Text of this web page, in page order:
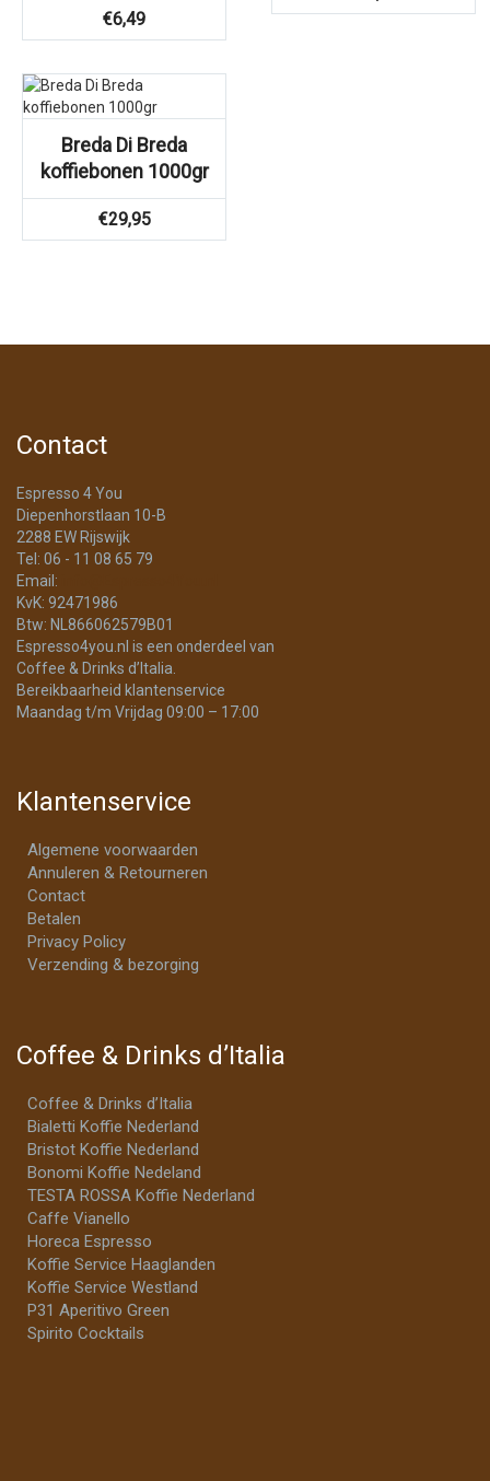
€6,49
Breda Di Breda
koffiebonen 1000gr
€29,95
Contact
Espresso 4 You
Diepenhorstlaan 10-B
2288 EW Rijswijk
Tel: 06 - 11 08 65 79
Email:
KvK: 92471986
Btw: NL866062579B01
Espresso4you.nl is een onderdeel van
Coffee & Drinks d’Italia.
Bereikbaarheid klantenservice
Maandag t/m Vrijdag 09:00 – 17:00
Klantenservice
Algemene voorwaarden
Annuleren & Retourneren
Contact
Betalen
Privacy Policy
Verzending & bezorging
Coffee & Drinks d’Italia
Coffee & Drinks d’Italia
Bialetti Koffie Nederland
Bristot Koffie Nederland
Bonomi Koffie Nedeland
TESTA ROSSA Koffie Nederland
Caffe Vianello
Horeca Espresso
Koffie Service Haaglanden
Koffie Service Westland
P31 Aperitivo Green
Spirito Cocktails